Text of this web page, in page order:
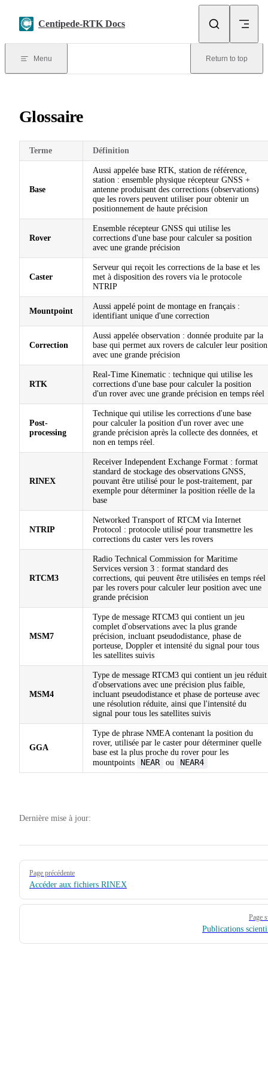
Centipede-RTK Docs
Menu Return to top
Glossaire
Terme Définition
Base
Aussi appelée base RTK, station de référence,
station : ensemble physique récepteur GNSS +
antenne produisant des corrections (observations)
que les rovers peuvent utiliser pour obtenir un
positionnement de haute précision
Rover
Ensemble récepteur GNSS qui utilise les
corrections d'une base pour calculer sa position
avec une grande précision
Caster
Serveur qui reçoit les corrections de la base et les
met à disposition des rovers via le protocole
NTRIP
Mountpoint
Aussi appelé point de montage en français :
identifiant unique d'une correction
Correction
Aussi appelée observation : donnée produite par la
base qui permet aux rovers de calculer leur position
avec une grande précision
RTK
Real-Time Kinematic : technique qui utilise les
corrections d'une base pour calculer la position
d'un rover avec une grande précision en temps réel
Post-
processing
Technique qui utilise les corrections d'une base
pour calculer la position d'un rover avec une
grande précision après la collecte des données, et
non en temps réel.
RINEX
Receiver Independent Exchange Format : format
standard de stockage des observations GNSS,
pouvant être utilisé pour le post-traitement, par
exemple pour déterminer la position réelle de la
base
NTRIP
Networked Transport of RTCM via Internet
Protocol : protocole utilisé pour transmettre les
corrections du caster vers les rovers
RTCM3
Radio Technical Commission for Maritime
Services version 3 : format standard des
corrections, qui peuvent être utilisées en temps réel
par les rovers pour calculer leur position avec une
grande précision
MSM7
Type de message RTCM3 qui contient un jeu
complet d'observations avec la plus grande
précision, incluant pseudodistance, phase de
porteuse, Doppler et intensité du signal pour tous
les satellites suivis
MSM4
Type de message RTCM3 qui contient un jeu réduit
d'observations avec une précision plus faible,
incluant pseudodistance et phase de porteuse avec
une résolution réduite, ainsi que l'intensité du
signal pour tous les satellites suivis
GGA
Type de phrase NMEA contenant la position du
rover, utilisée par le caster pour déterminer quelle
base est la plus proche du rover pour les
mountpoints
NEAR ou NEAR4
Dernière mise à jour:
Pager
Page précédente
Accéder aux fichiers RINEX
Page
Publications